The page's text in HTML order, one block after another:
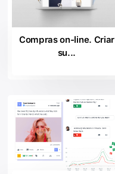
Compras on-line. Criar
su...